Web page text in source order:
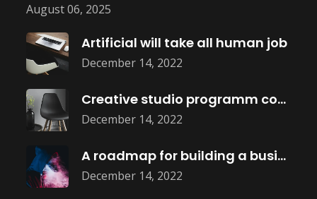
August 06, 2025
December 14, 2022
Artificial will take all human job
December 14, 2022
Creative studio programm coming soon
December 14, 2022
A roadmap for building a business